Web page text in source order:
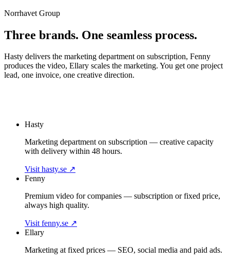
Boka strategimöte
Norrhavet Group
Three brands. One seamless process.
Hasty delivers the marketing department on subscription, Fenny
produces the video, Ellary scales the marketing. You get one project
lead, one invoice, one creative direction.
Book a strategy call
Hasty
Marketing department on subscription — creative capacity
with delivery within 48 hours.
Visit hasty.se ↗
Fenny
Premium video for companies — subscription or fixed price,
always high quality.
Visit fenny.se ↗
Ellary
Marketing at fixed prices — SEO, social media and paid ads.